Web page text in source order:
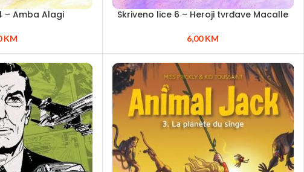
– Amba Alagi
KM
Skriveno lice 6 – Heroji tvrđave Macalle
6,00KM